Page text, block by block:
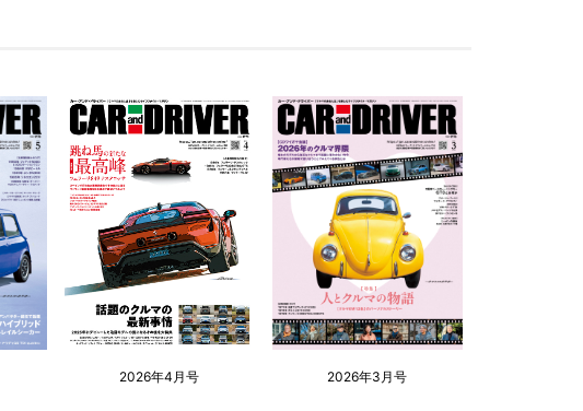
2026年4月号 2026年3月号